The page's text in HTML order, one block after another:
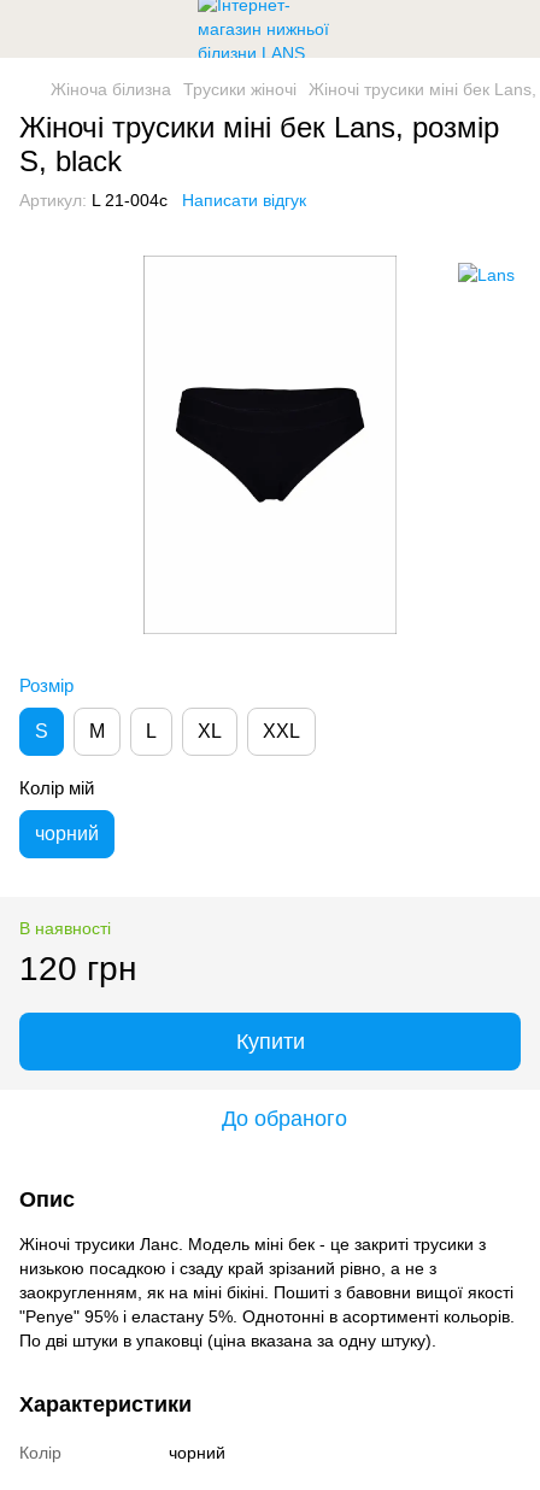
Жіноча білизна Трусики жіночі Жіночі трусики міні бек
Жіночі трусики міні бек Lans, розмір
S, black
Артикул: L 21-004c Написати відгук
Розмір
S M L XL XXL
Колір мій
чорний
В наявності
120 грн
Купити
До обраного
Опис
Жіночі трусики Ланс. Модель міні бек - це закриті трусики з
низькою посадкою і сзаду край зрізаний рівно, а не з
заокругленням, як на міні бікіні. Пошиті з бавовни вищої якості
"Penye" ​​95% і еластану 5%. Однотонні в асортименті кольорів.
По дві штуки в упаковці (ціна вказана за одну штуку).
Характеристики
Колір чорний